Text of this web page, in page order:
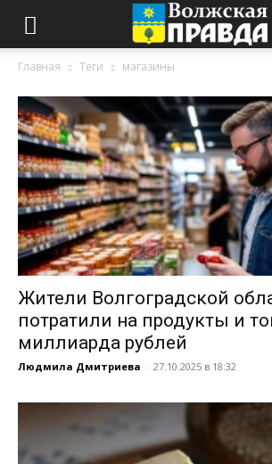
Главная Теги магазины
Жители Волгоградской
потратили на продукты и
миллиарда рублей
Людмила Дмитриева - 27.10.2025 в 18:32